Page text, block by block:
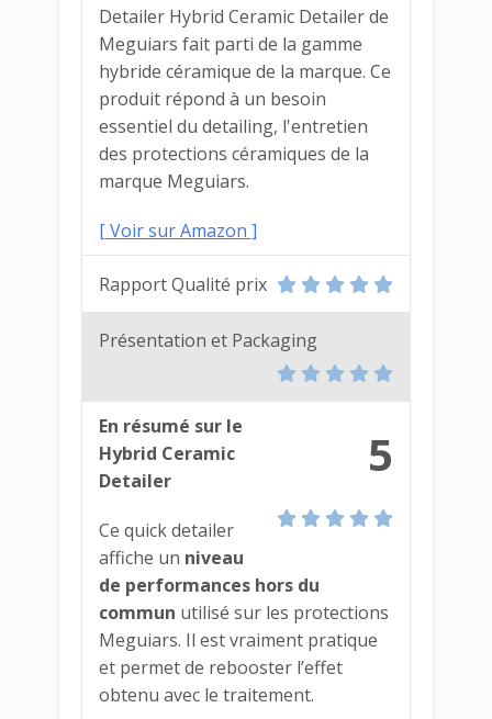
Detailer Hybrid Ceramic Detailer de
Meguiars fait parti de la gamme
hybride céramique de la marque. Ce
produit répond à un besoin
essentiel du detailing, l'entretien
des protections céramiques de la
marque Meguiars.
[ Voir sur Amazon ]
Rapport Qualité prix
Présentation et Packaging
5
En résumé sur le
Hybrid Ceramic
Detailer
Ce quick detailer
affiche un niveau
de performances hors du
commun utilisé sur les protections
Meguiars. Il est vraiment pratique
et permet de rebooster l’effet
obtenu avec le traitement.